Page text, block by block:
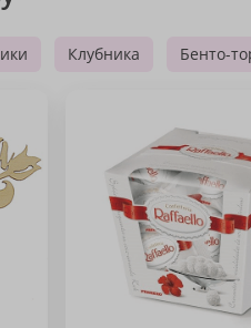
Клубника Бенто-